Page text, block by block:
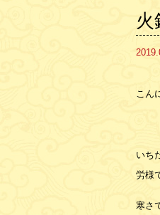
火
こん
いち
労様
寒さ